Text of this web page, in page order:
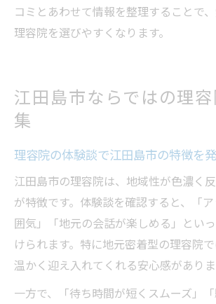
コミとあわせて情報を整理することで
理容院を選びやすくなります。
江田島市ならではの理
集
理容院の体験談で江田島市の特徴を
江田島市の理容院は、地域性が色濃く
が特徴です。体験談を確認すると、「
囲気」「地元の会話が楽しめる」とい
けられます。特に地元密着型の理容院
温かく迎え入れてくれる安心感がありま
一方で、「待ち時間が短くスムーズ」